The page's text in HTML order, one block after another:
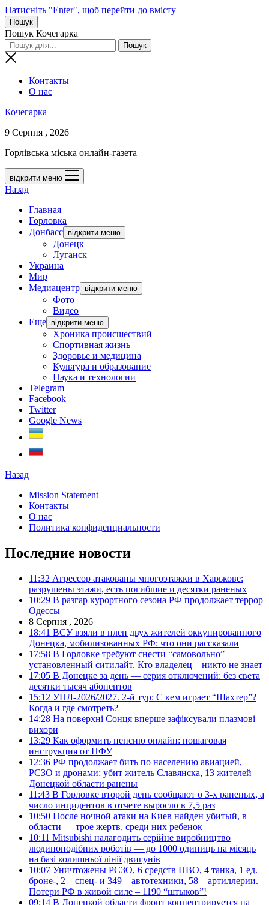
Натисніть "Enter", щоб перейти до вмісту
Пошук
Пошук Кочегарка
Контакты
О нас
Кочегарка
9 Серпня , 2026
Горлівська міська онлайн-газета
відкрити меню
Назад
Главная
Горловка
Донбасс відкрити меню
Донецк
Луганск
Украина
Мир
Медиацентр відкрити меню
Фото
Видео
Еще відкрити меню
Хроника происшествий
Спортивная жизнь
Здоровье и медицина
Культура и образование
Наука и технологии
Telegram
Facebook
Twitter
Google News
Назад
Mission Statement
Контакты
О нас
Политика конфиденциальности
Последние новости
11:32 Агрессор атакованы многоэтажки в Харькове:
разрушены этажи, есть погибшие и десятки раненых
10:29 В разгар курортного сезона РФ продолжает террор
Одессы
8 Серпня , 2026
18:41 ВСУ взяли в плен двух жителей оккупированного
Донецка, мобилизованных РФ: что они рассказали
17:58 В Горловке требуют снести “самовольно”
установленный ситилайт. Кто владелец – никто не знает
17:05 В Донецке за день — серия отключений: без света
десятки тысяч абонентов
15:12 УПЛ-2026/2027. 2-й тур: С кем играет “Шахтер”?
Когда и где смотреть?
14:28 На поверхні Сонця вперше зафіксували плазмові
вихори
13:29 Как оформить пенсию онлайн: пошаговая
инструкция от ПФУ
12:36 РФ продолжает бить по населению авиацией,
РСЗО и дронами: убит житель Славянска, 13 жителей
Донецкой области ранены
11:43 В Горловке второй день сообщают о 3-х раненых, а
число инцидентов в отчете выросло в 7,5 раз
10:50 После ночной атаки на Киев найден убитый, в
области — трое жертв, среди них ребенок
10:11 Mitsubishi налагодить серійне виробництво
людиноподібних роботів — до 1000 одиниць на місяць
на базі колишньої лінії двигунів
10:07 Уничтожены РСЗО, 6 средств ПВО, 4 танка, 1 ед.
броне-, 2 – спец- и 349 – автотехники, 58 – артиллерии.
Потери РФ в живой силе – 1190 “штыков”!
09:14 В Донецкой области фронт концентрируется на